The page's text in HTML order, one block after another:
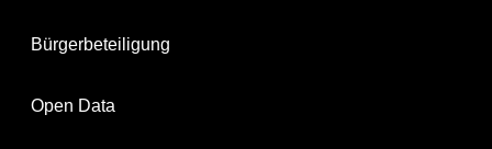
Bürgerbeteiligung
Open Data